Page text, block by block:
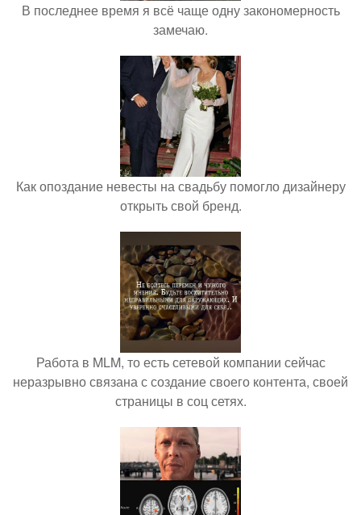
В последнее время я всё чаще одну закономерность
замечаю.
Как опоздание невесты на свадьбу помогло дизайнеру
открыть свой бренд.
Работа в MLM, то есть сетевой компании сейчас
неразрывно связана с создание своего контента, своей
страницы в соц сетях.